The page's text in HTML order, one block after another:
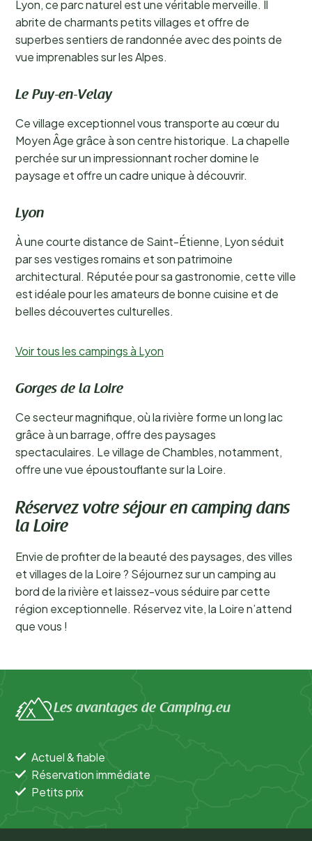
Lyon, ce parc naturel est une véritable merveille. Il
abrite de charmants petits villages et offre de
superbes sentiers de randonnée avec des points de
vue imprenables sur les Alpes.
Le Puy-en-Velay
Ce village exceptionnel vous transporte au cœur du
Moyen Âge grâce à son centre historique. La chapelle
perchée sur un impressionnant rocher domine le
paysage et offre un cadre unique à découvrir.
Lyon
À une courte distance de Saint-Étienne, Lyon séduit
par ses vestiges romains et son patrimoine
architectural. Réputée pour sa gastronomie, cette ville
est idéale pour les amateurs de bonne cuisine et de
belles découvertes culturelles.
Voir tous les campings à Lyon
Gorges de la Loire
Ce secteur magnifique, où la rivière forme un long lac
grâce à un barrage, offre des paysages
spectaculaires. Le village de Chambles, notamment,
offre une vue époustouflante sur la Loire.
Réservez votre séjour en camping dans
la Loire
Envie de profiter de la beauté des paysages, des villes
et villages de la Loire ? Séjournez sur un camping au
bord de la rivière et laissez-vous séduire par cette
région exceptionnelle. Réservez vite, la Loire n’attend
que vous !
Les avantages de Camping.eu
Actuel & fiable
Réservation immédiate
Petits prix